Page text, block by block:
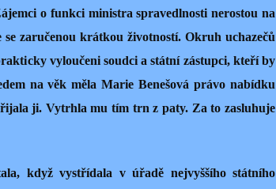
o funkci ministra spravedlnosti nerostou na
se zaručenou krátkou životností. Okruh uchazečů
vyloučeni soudci a státní zástupci, kteří by
na věk měla Marie Benešová právo nabídku
ji. Vytrhla mu tím trn z paty. Za to zasluhuje
když vystřídala v úřadě nejvyššího státního